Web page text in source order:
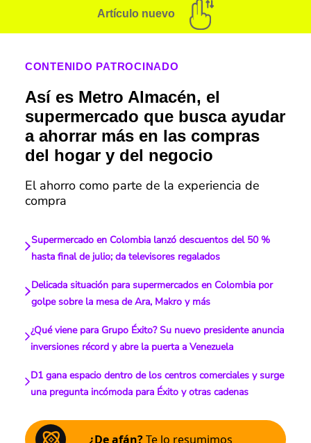
Artículo nuevo
CONTENIDO PATROCINADO
Así es Metro Almacén, el
supermercado que busca ayudar
a ahorrar más en las compras
del hogar y del negocio
El ahorro como parte de la experiencia de
compra
Supermercado en Colombia lanzó descuentos del 50 %
hasta final de julio; da televisores regalados
Delicada situación para supermercados en Colombia por
golpe sobre la mesa de Ara, Makro y más
¿Qué viene para Grupo Éxito? Su nuevo presidente anuncia
inversiones récord y abre la puerta a Venezuela
D1 gana espacio dentro de los centros comerciales y surge
una pregunta incómoda para Éxito y otras cadenas
¿De afán?Te lo resumimos